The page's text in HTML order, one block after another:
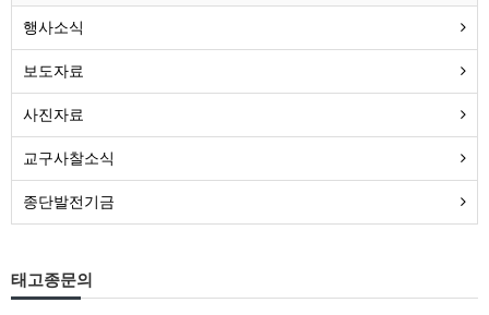
행사소식
보도자료
사진자료
교구사찰소식
종단발전기금
태고종문의